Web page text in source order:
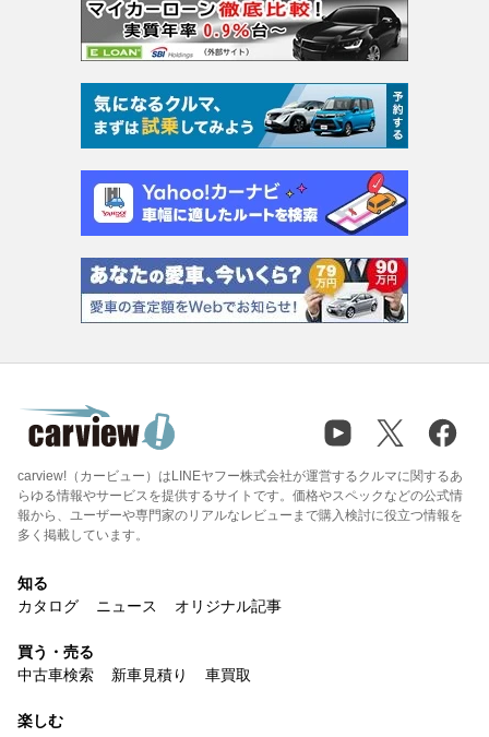
carview!（カービュー）はLINEヤフー株式会社が運営するクルマに関するあ
らゆる情報やサービスを提供するサイトです。価格やスペックなどの公式情
報から、ユーザーや専門家のリアルなレビューまで購入検討に役立つ情報を
多く掲載しています。
知る
カタログ
ニュース オリジナル記事
買う・売る
中古車検索
新車見積り 車買取
楽しむ